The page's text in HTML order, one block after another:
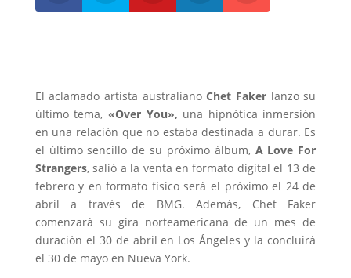
El aclamado artista australianoChet Fakerlanzo su
último tema, «Over You», una hipnótica inmersión
en una relación que no estaba destinada a durar. Es
el último sencillo de su próximo álbum, A Love For
Strangers, salió a la venta en formato digital el 13 de
febrero y en formato físico será el próximo el 24 de
abril a través de BMG. Además, Chet Faker
comenzará su gira norteamericana de un mes de
duración el 30 de abril en Los Ángeles y la concluirá
el 30 de mayo en Nueva York.